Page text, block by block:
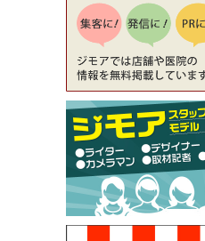
[有効期限]2026年9月30日
【ジモア限定②】初
00円⇒1,100円（メン
ckle（ミックル））
[有効期限]2026年9月30日
【ジモア限定特典①
50円（Premiere（
[有効期限]2026年9月30日
焼き餃子 一皿サービ
早稲田店）
[有効期限]2026年9月30日